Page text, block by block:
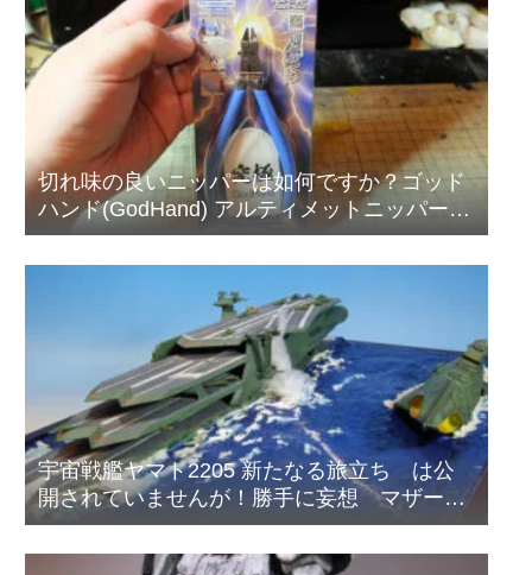
切れ味の良いニッパーは如何ですか？ゴッド
ハンド(GodHand) アルティメットニッパー
5.0
宇宙戦艦ヤマト2205 新たなる旅立ち は公
開されていませんが！勝手に妄想 マザータ
ウンの海の戦い！